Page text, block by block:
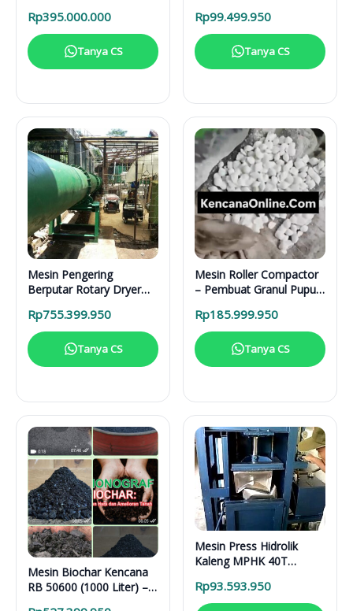
Restoran, dan Kafe
Rp395.000.000
Tanya CS
Rp99.499.950
Tanya CS
Mesin Pengering
Berputar Rotary Dryer
Rp755.399.950
Tanya CS
Mesin Roller Compactor
– Pembuat Granul Pupuk
Rp185.999.950
Tanya CS
Mesin Biochar Kencana
RB 50600 (1000 Liter) –
Mesin Press Hidrolik
Kaleng MPHK 40T
Rp93.593.950